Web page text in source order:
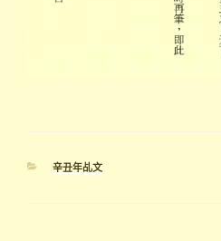
分
辛丑年乩文